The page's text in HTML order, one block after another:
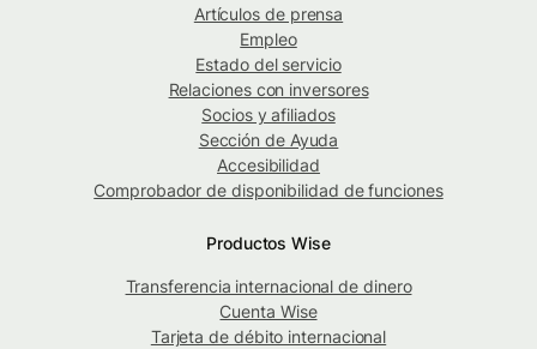
Artículos de prensa
Empleo
Estado del servicio
Relaciones con inversores
Socios y afiliados
Sección de Ayuda
Accesibilidad
Comprobador de disponibilidad de funciones
Productos Wise
Transferencia internacional de dinero
Cuenta Wise
Tarjeta de débito internacional